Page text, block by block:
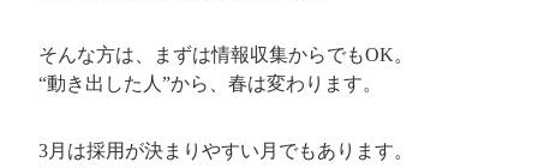
そんな方は、まずは情報収集からでもOK。
“動き出した人”から、春は変わります。
3月は採用が決まりやすい月でもあります。